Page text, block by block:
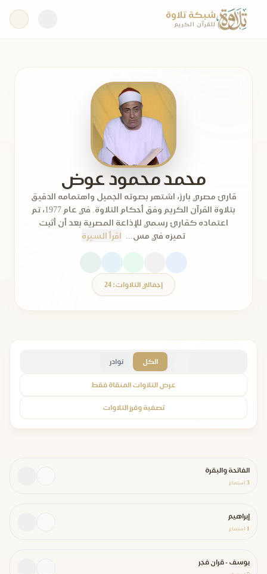
شبكة تلاوة
للقرآن الكريم
محمد محمود عوض
قارئ مصري بارز، اشتهر بصوته الجميل واهتمامه الدقيق
بتلاوة القرآن الكريم وفق أحكام التلاوة. في عام 1977، تم
اعتماده كقارئ رسمي للإذاعة المصرية بعد أن أثبت
تميزه في مس...
اقرأ السيرة
إجمالي التلاوات: 24
الكل نوادر
عرض التلاوات المنقاة فقط
تصفية وفرز التلاوات
الفاتحة والبقرة
3 استماع
إبراهيم
1 استماع
يوسف - قران فجر